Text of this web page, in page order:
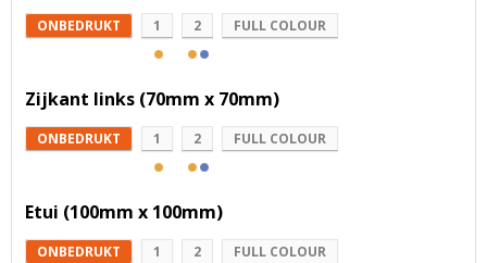
ONBEDRUKT 1 2 FULL COLOUR
Zijkant links (70mm x 70mm)
ONBEDRUKT 1 2 FULL COLOUR
Etui (100mm x 100mm)
ONBEDRUKT 1 2 FULL COLOUR